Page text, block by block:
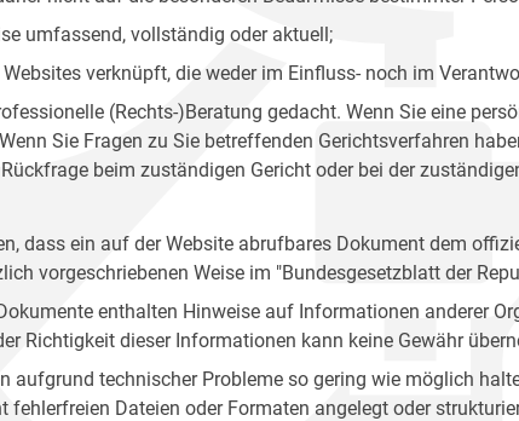
umfassend, vollständig oder aktuell;
verknüpft, die weder im Einfluss- noch im
(Rechts-)Beratung gedacht. Wenn Sie eine
Sie Fragen zu Sie betreffenden Gerichtsverfahren
beim zuständigen Gericht oder bei der
dass ein auf der Website abrufbares Dokument dem
vorgeschriebenen Weise im "Bundesgesetzblatt der
enthalten Hinweise auf Informationen anderer
Richtigkeit dieser Informationen kann keine Gewähr
aufgrund technischer Probleme so gering wie möglich
fehlerfreien Dateien oder Formaten angelegt oder